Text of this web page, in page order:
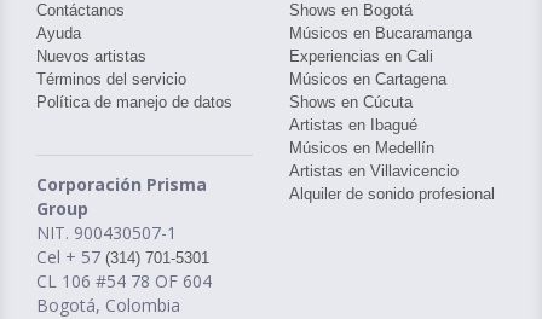
Contáctanos
Ayuda
Nuevos artistas
Términos del servicio
Política de manejo de datos
Corporación Prisma
Group
NIT. 900430507-1
Cel + 57 (314) 701-5301
CL 106 #54 78 OF 604
Bogotá, Colombia
Shows en Bogotá
Músicos en Bucaramanga
Experiencias en Cali
Músicos en Cartagena
Shows en Cúcuta
Artistas en Ibagué
Músicos en Medellín
Artistas en Villavicencio
Alquiler de sonido profesional